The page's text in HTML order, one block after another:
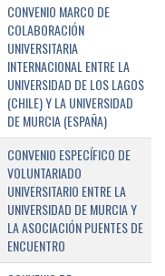
CONVENIO MARCO DE
COLABORACIÓN
UNIVERSITARIA
INTERNACIONAL ENTRE LA
UNIVERSIDAD DE LOS LAGOS
(CHILE) Y LA UNIVERSIDAD
DE MURCIA (ESPAÑA)
CONVENIO ESPECÍFICO DE
VOLUNTARIADO
UNIVERSITARIO ENTRE LA
UNIVERSIDAD DE MURCIA Y
LA ASOCIACIÓN PUENTES DE
ENCUENTRO